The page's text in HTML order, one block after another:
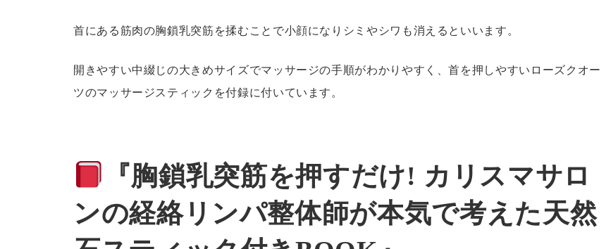
首にある筋肉の胸鎖乳突筋を揉むことで小顔になりシミやシワも消えるといいます。
開きやすい中綴じの大きめサイズでマッサージの手順がわかりやすく、首を押しやすいローズクオー
ツのマッサージスティックを付録に付いています。
『胸鎖乳突筋を押すだけ! カリスマサロ
ンの経絡リンパ整体師が本気で考えた天然